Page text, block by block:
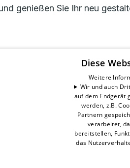
genießen Sie Ihr neu
Diese
Weitere
Wir und auch
auf dem Endgerät
werden, z.B.
Partnern
verarbeitet,
bereitstellen,
das